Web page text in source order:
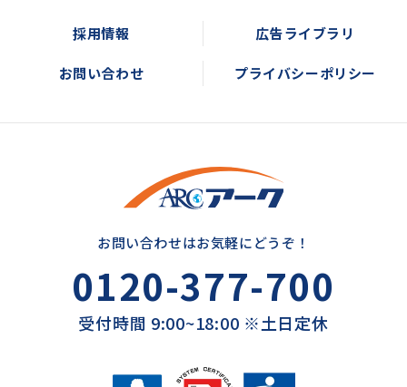
採用情報 広告ライブラリ
お問い合わせ プライバシーポリシー
お問い合わせはお気軽にどうぞ！
0120-377-700
受付時間 9:00~18:00 ※土日定休